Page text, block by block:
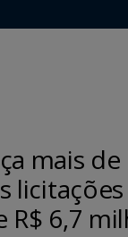
mais de
licitações
6,7